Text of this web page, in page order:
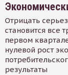
Отрицать
становится все
первом
нулевой рост
результаты